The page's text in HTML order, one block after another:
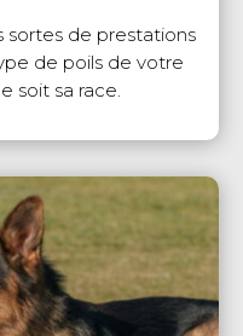
sortes de prestations
de poils de votre
soit sa race.